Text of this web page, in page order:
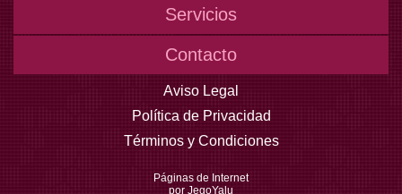
Servicios
Contacto
Aviso Legal
Política de Privacidad
Términos y Condiciones
Páginas de Internet
por JegoYalu